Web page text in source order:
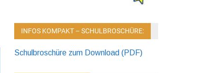
INFOS KOMPAKT – SCHULBROSCHÜRE:
Schulbroschüre zum Download (PDF)